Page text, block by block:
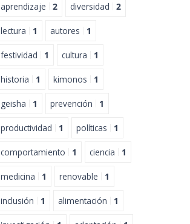
aprendizaje 2 diversidad 2
lectura 1 autores 1
festividad 1 cultura 1
historia 1 kimonos 1
geisha 1 prevención 1
productividad 1 políticas 1
comportamiento 1 ciencia 1
medicina 1 renovable 1
inclusión 1 alimentación 1